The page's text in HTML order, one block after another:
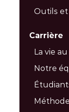
Outils et
Carrière
La vie
Notre